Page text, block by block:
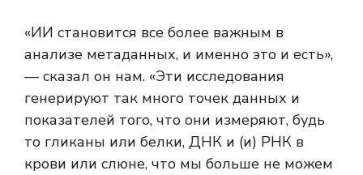
«ИИ становится все более важным в
анализе метаданных, и именно это и есть»,
— сказал он нам. «Эти исследования
генерируют так много точек данных и
показателей того, что они измеряют, будь
то гликаны или белки, ДНК и (и) РНК в
крови или слюне, что мы больше не можем